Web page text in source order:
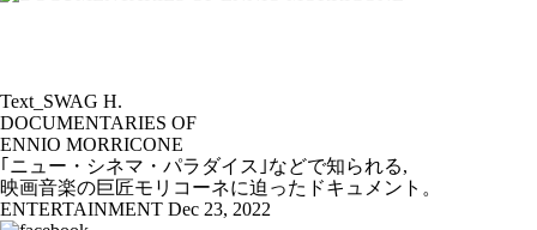
Text_SWAG H.
DOCUMENTARIES OF
ENNIO MORRICONE
｢ニュー・シネマ・パラダイス｣などで知られる,
映画音楽の巨匠モリコーネに迫ったドキュメント。
ENTERTAINMENT Dec 23, 2022